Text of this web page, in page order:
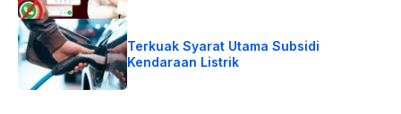
Terkuak Syarat Utama Subsidi
Kendaraan Listrik